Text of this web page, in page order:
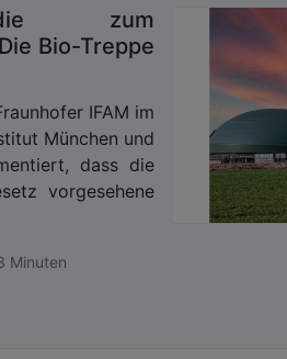
zum
Bio-Treppe
IFAM im
München und
dass die
vorgesehene
Minuten